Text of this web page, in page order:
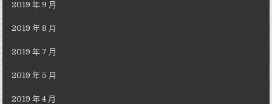
2019 年 9 月
2019 年 8 月
2019 年 7 月
2019 年 5 月
2019 年 4 月